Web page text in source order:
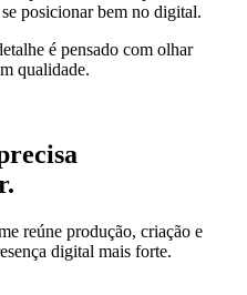
posicionar bem no digital.
é pensado com olhar
qualidade.
reúne produção, criação e
digital mais forte.